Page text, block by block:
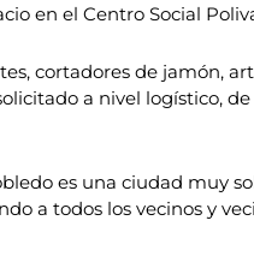
en el Centro Social
cortadores de jamón,
a nivel logístico,
es una ciudad muy
a todos los vecinos y